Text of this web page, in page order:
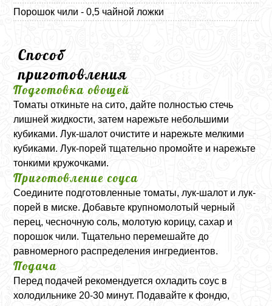
Порошок чили - 0,5 чайной ложки
Способ
приготовления
Подготовка овощей
Томаты откиньте на сито, дайте полностью стечь
лишней жидкости, затем нарежьте небольшими
кубиками. Лук-шалот очистите и нарежьте мелкими
кубиками. Лук-порей тщательно промойте и нарежьте
тонкими кружочками.
Приготовление соуса
Соедините подготовленные томаты, лук-шалот и лук-
порей в миске. Добавьте крупномолотый черный
перец, чесночную соль, молотую корицу, сахар и
порошок чили. Тщательно перемешайте до
равномерного распределения ингредиентов.
Подача
Перед подачей рекомендуется охладить соус в
холодильнике 20-30 минут. Подавайте к фондю,